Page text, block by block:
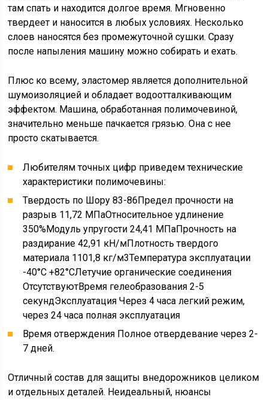
там спать и находится долгое время. Мгновенно
твердеет и наносится в любых условиях. Несколько
слоев наносятся без промежуточной сушки. Сразу
после напыления машину можно собирать и ехать.
Плюс ко всему, эластомер является дополнительной
шумоизоляцией и обладает водоотталкивающим
эффектом. Машина, обработанная полимочевиной,
значительно меньше пачкается грязью. Она с нее
просто скатывается.
Любителям точных цифр приведем технические
характеристики полимочевины:
Твердость по Шору 83-86Предел прочности на
разрыв 11,72 МПаОтносительное удлинение
350%Модуль упругости 24,41 МПаПрочность на
раздирание 42,91 кН/мПлотность твердого
материала 1101,8 кг/м3Температура эксплуатации
-40°С +82°СЛетучие органические соединения
ОтсутствуютВремя гелеобразования 2-5
секундЭксплуатация Через 4 часа легкий режим,
через 24 часа полная эксплуатация
Время отверждения Полное отвердевание через 2-
7 дней.
Отличный состав для защиты внедорожников целиком
и отдельных деталей. Неидеальный, нюансы